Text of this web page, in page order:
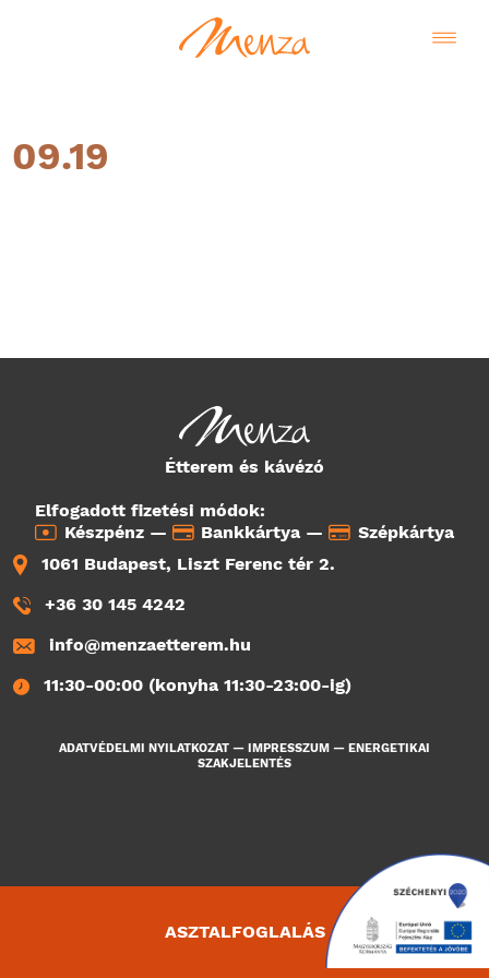
09.19
Étterem és kávézó
Elfogadott fizetési módok:
Készpénz —
Bankkártya —
Szépkártya
1061 Budapest, Liszt Ferenc tér 2.
+36 30 145 4242
info@menzaetterem.hu
11:30-00:00 (konyha 11:30-23:00-ig)
ADATVÉDELMI NYILATKOZAT — IMPRESSZUM — ENERGETIKAI
SZAKJELENTÉS
ASZTALFOGLALÁS